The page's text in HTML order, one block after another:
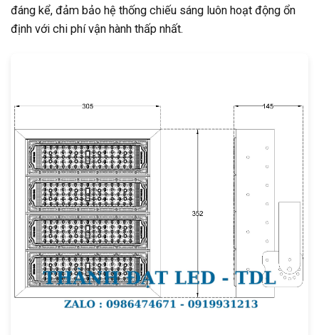
đáng kể, đảm bảo hệ thống chiếu sáng luôn hoạt động ổn
định với chi phí vận hành thấp nhất.